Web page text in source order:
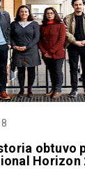
obtuvo
Horizon